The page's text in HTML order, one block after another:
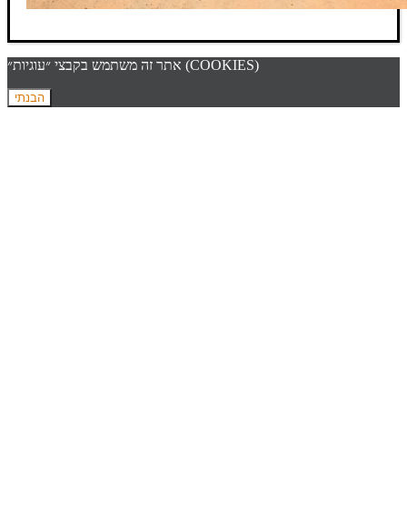
אתר זה משתמש בקבצי ״עוגיות״ (COOKIES)
הבנתי